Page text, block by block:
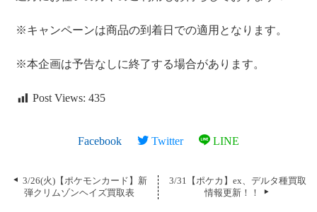
※キャンペーンは商品の到着日での適用となります。
※本企画は予告なしに終了する場合があります。
Post Views: 435
Facebook Twitter LINE
3/26(火)【ポケモンカード】新
弾クリムゾンヘイズ買取表
3/31【ポケカ】ex、デルタ種買取
情報更新！！